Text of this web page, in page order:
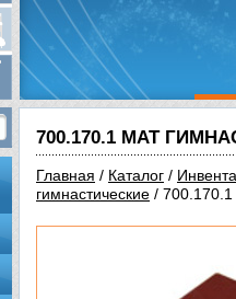
700.170.1 МАТ
Главная / Каталог /
гимнастические / 700.170.1